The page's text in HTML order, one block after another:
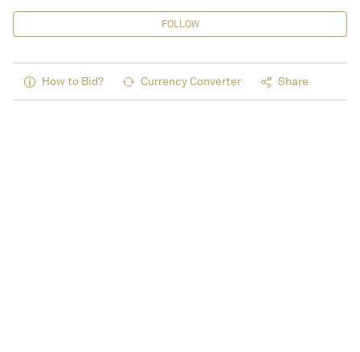
FOLLOW
How to Bid? Currency Converter Share